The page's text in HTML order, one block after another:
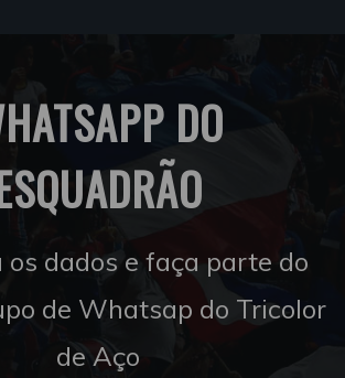
DO
os dados e faça parte do
de Whatsap do Tricolor
de Aço